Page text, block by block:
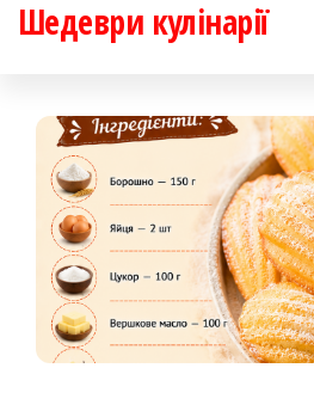
Перейти
Шедеври кулінарії